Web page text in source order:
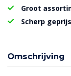
Groot
Scherp
Omschrijving